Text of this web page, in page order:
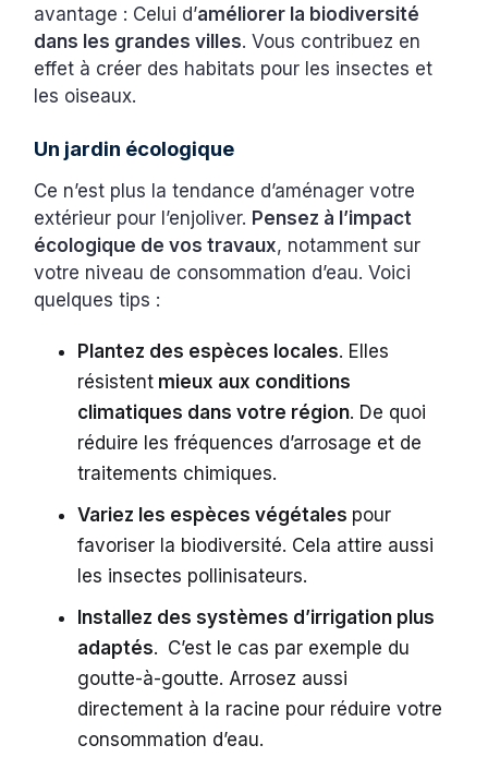
avantage : Celui d’améliorer la biodiversité
dans les grandes villes. Vous contribuez en
effet à créer des habitats pour les insectes et
les oiseaux.
Un jardin écologique
Ce n’est plus la tendance d’aménager votre
extérieur pour l’enjoliver. Pensez à l’impact
écologique de vos travaux, notamment sur
votre niveau de consommation d’eau. Voici
quelques tips :
Plantez des espèces locales. Elles
résistent mieux aux conditions
climatiques dans votre région. De quoi
réduire les fréquences d’arrosage et de
traitements chimiques.
Variez les espèces végétales pour
favoriser la biodiversité. Cela attire aussi
les insectes pollinisateurs.
Installez des systèmes d’irrigation plus
adaptés. C’est le cas par exemple du
goutte-à-goutte. Arrosez aussi
directement à la racine pour réduire votre
consommation d’eau.